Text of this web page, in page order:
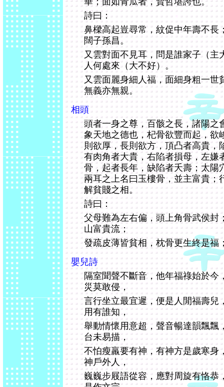
詩曰：
鼻樑高起豈尋常，紋促中年壽不長
闊子孫昌。
又雲對面不見耳，問是誰家子（
人何處來（大不好）。
又雲面麗身細人福，面細身粗一世
無義亦無親。
相頭
頭者一身之尊，百骸之長，諸陽之
象天地之德也，杞骨欲豐而起，欲
則欲厚，長則欲方，頂凸者高貴，
有肉角者大貴，右陷者損母，左嫌
骨，起者長年，缺陷者夭壽；太陽
兩耳之上名曰玉樓骨，並主富貴；
解貧賤之相。
詩曰：
父母難為左右偏，頭上角骨武侯封
山富貴流；
發疏皮薄皆貧相，枕骨更生終是福
嬰兒詩
隔室聞聲不斷音，他年福祿始於今
災莫敢侵，
言行坐立最宜遲，便是人閒福壽兒
用有誰知，
舉動情懷用意超，聲音暢達韻飄飄
台未易描，
不怕瘦羸要有神，有神方是歲寒身
神戶外人，
巍巍步屐語從容，應對周旋有恪恭